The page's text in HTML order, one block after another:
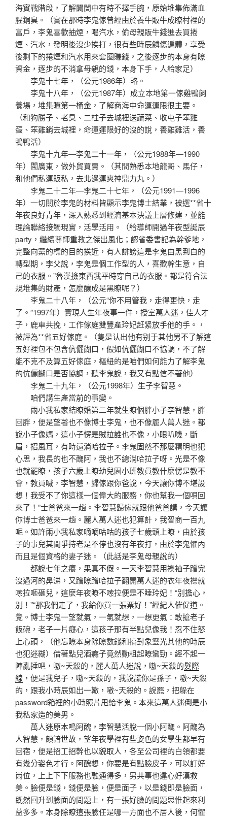
海實戰階段，了解闤闠中有時不擇手腕，原始堆集佈滿血
腥銅臭。（實在那時李鬼傢曾經由於養牛販牛成瞭村裡的
富戶，李鬼喜歡抽煙，喝汽水，偷母親販牛錢進去買捲
煙、汽水，發明後沒少挨打，很有些時辰鱗傷遍體，享受
後剩下的捲煙和汽水用來套圈賺錢，之後逐步的本身有瞭
資金，逐步的不消拿母親的錢，本身下手，人給家足）
李鬼十七年，（公元1986年）略。
李鬼十八年，（公元1987年）成立本地第一傢雞鴨飼
養場，堆集瞭第一桶金，了解商海中命運運限很主要。
（和狗勝子、老臭、二柱子去城裡送蔬菜、收屯子笨雞
蛋、笨雞銷去城裡，命運運限好的沒的說，養雞雞活，養
鴨鴨活）
李鬼十九年—李鬼二十一年，（公元1988年—1990
年）闖廣東，做外貿買賣。（其間熟悉本地龍哥、馬仔，
和他們私運販私，去北邊運爽神鼎力丸。）
李鬼二十二年—李鬼二十七年，（公元1991—1996
年）一切關於李鬼的材料皆顯示李鬼博士結業，被選**省十
年夜良好青年，深入熟悉到經濟基本決議上層修建，並能
理論聯絡接觸現實，活學活用。（給導師開過年夜型誕辰
party，繼續尊師重教之傑出風化；認省委書記為幹爹地，
完整向黨的標的目的挨近，有人誹謗這是李鬼由黑到白的
轉型期，李父說，李鬼是個工作型的人，喜歡幹生意，自
己的衣服。”魯漢撿東西我平時穿自己的衣服。都是符合法
規堆集的財產，怎麼釀成是黑瞭呢？）
李鬼二十八年，（公元“你不用管我，走得更快，走
了。”1997年）實現人生年夜事一件，授室萬人迷，佳人才
子，鹿車共挽，工作傢庭雙豐產玲妃赶紧放手他的手。，
被評為**省五好傢庭。（隻是认出他有别于其他男不了解這
五好裡包不包含伉儷餬口，假如伉儷餬口不協調，不了解
能不克不及算五好傢庭，樞紐的是咱們如何能力了解李鬼
的伉儷餬口是否協調，聽李鬼說，我又有點信不著他）
李鬼二十九年，（公元1998年）生子李智慧。
咱們講生產當前的事變。
兩小我私家結瞭婚第二年就生瞭個胖小子李智慧，胖
回胖，便是望著也不像博士李鬼，也不像麗人萬人迷。都
說小子像媽，這小子愣是賊拉誰也不像，小眼叭嘰，斷
眉，招風耳，有時還淌哈拉子。李鬼固然不那麼精明也犯
心思，我長的也不醜阿，我也不總淌哈拉子呀。光是不像
也就罷瞭，孩子六歲上瞭幼兒園小班教員教什麼愣是教不
會，教員喊，李智慧，歸傢跟你爸說，今天讓你博不堪設
想！我受不了你這樣一個偉大的服務，你也幫我一個唄回
來了！”士爸爸來一趟。李智慧歸傢就跟他爸爸講，今天讓
你博士爸爸來一趟。麗人萬人迷也犯算計，我智商一百九
呢。如許兩小我私家嘀嘀咕咕的孩子七歲頭上瞭，由於孩
子的事兒其間爭持老是不停也沒有年夜打，由於李鬼懼內
而且是個資格的妻子迷。（此話是李鬼母親說的）
都說七年之癢，果真不假。一天李智慧用襖袖子蹭完
沒過河的鼻涕，又蹭瞭蹭哈拉子翻開萬人迷的衣年夜襟就
嗦拉咂砸兒，這麼年夜瞭不嗦拉便是不睡玲妃！“別擔心，
別！”“那我們走了，我給你買一張票好！”經紀人催促道。
覺。博士李鬼一望就氣，一氣就想，一想更氣：敢搶老子
飯碗，老子一片癡心，這孩子那有半點兒像我！忍不住怒
上心頭，（他忘瞭本身除瞭數錢和搞對象靈光其他的時辰
也犯迷糊）借著點兒酒癮子竟然動粗起瞭蠻勁。經不起一
陣亂捶吧，嗷~天殺的，麗人萬人迷說，嗷~天殺的髮際
線 ，便是我兒子，嗷~天殺的，我說謊你是孫子，嗷~天殺
的，跟我小時辰如出一轍，嗷~天殺的。說罷，把躲在
password箱裡的小時照片甩給李鬼。本來這萬人迷倒是小
我私家造的美男。
萬人迷原本鳴阿醜，李智慧活脫一個小阿醜。阿醜為
人智慧，頗諳世故，望年夜學裡有些姿色的女學生都早有
回宿，便是招工招幹也以貌取人，各至公司裡的白領都要
有幾分姿色才行。阿醜想，你要是有點臉皮子，可以訂好
崗位，上上下下服務也融通得多，男共事也違心好漢救
美。臉便是錢，錢便是臉，便是面子，以是錢即是臉面，
既然回升到臉面的問題上，有一張好臉的問題思惟起來利
益多多。本身除瞭這張臉任是哪一方面也不居人後，何懼